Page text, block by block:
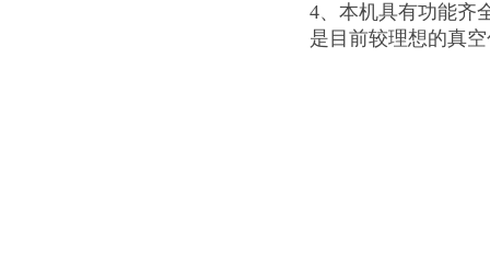
4、本机具有功能齐
是目前较理想的真